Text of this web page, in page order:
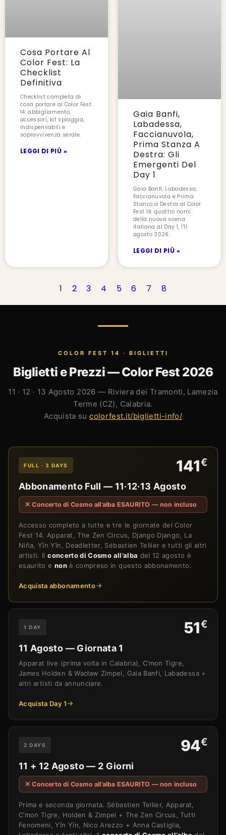
Cosa Portare Al
Color Fest: La
Checklist
Definitiva
Checklist completa di
cosa portare al Color Fest
14: abbigliamento,
accessori, kit spiaggia,
indispensabili e
sopravvivenza serale.
LEGGI DI PIÙ »
Gaia Banfi,
Labadessa,
Faccianuvola,
Prima Stanza A
Destra: Gli
Emergenti Del
Day 1
Gaia Banfi, Labadessa,
Faccianuvola e Prima
Stanza a Destra al Color
Fest 14: quattro nomi
della nuova scena
italiana al Day 1, l’11
agosto 2026.
LEGGI DI PIÙ »
1 2 3 4 5 6 7 8
COLOR FEST 14 · BIGLIETTI
Biglietti e Prezzi — Color Fest 2026
11 · 12 · 13 Agosto 2026 — Riviera dei Tramonti, Lamezia
Terme (CZ), Calabria.
Acquista sucolorfest.it/biglietti-info/
FULL · 3 DAYS 141€
Abbonamento Full — 11·12·13 Agosto
✕ Concerto di Cosmo all’alba ESAURITO — non incluso
Accesso completo a tutte e tre le giornate del Color
Fest 14. Apparat, The Zen Circus, Django Django, La
Niña, Yīn Yīn, Deadletter, Sébastien Tellier e tutti gli altri
artisti. Ilconcerto di Cosmo all’alba del 12 agosto è
esaurito e nonè compreso in questo abbonamento.
Acquista abbonamento
1 DAY 51€
11 Agosto — Giornata 1
Apparat live (prima volta in Calabria), C’mon Tigre,
James Holden & Wacław Zimpel, Gaia Banfi, Labadessa +
altri artisti da annunciare.
Acquista Day 1
2 DAYS 94€
11 + 12 Agosto — 2 Giorni
✕ Concerto di Cosmo all’alba ESAURITO — non incluso
Prima e seconda giornata. Sébastien Tellier, Apparat,
C’mon Tigre, Holden & Zimpel + The Zen Circus, Tutti
Fenomeni, Yīn Yīn, Nico Arezzo + Anna Castiglia,